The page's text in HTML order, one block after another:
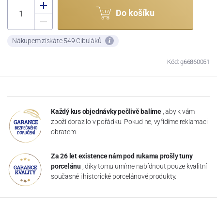
Do košíku
Nákupem získáte 549 Cibuláků
Kód: g66860051
Každý kus objednávky pečlivě balíme , aby k vám
zboží dorazilo v pořádku. Pokud ne, vyřídíme reklamaci
obratem.
Za 26 let existence nám pod rukama prošly tuny
porcelánu , díky tomu umíme nabídnout pouze kvalitní
současné i historické porcelánové produkty.